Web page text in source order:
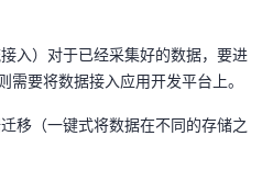
入）对于已经采集好的数据，要进
要将数据接入应用开发平台上。
移（一键式将数据在不同的存储之